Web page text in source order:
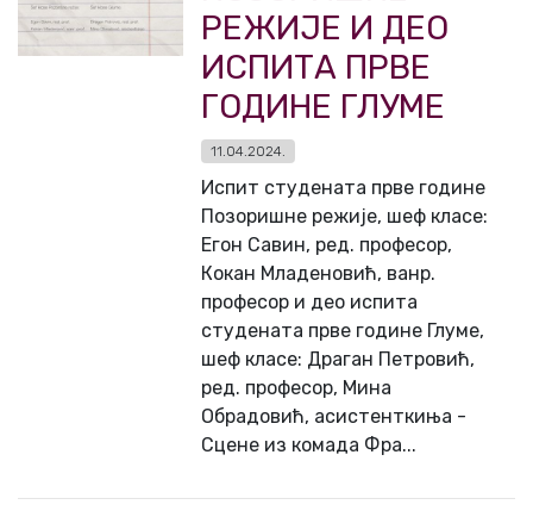
РЕЖИЈЕ И ДЕО
ИСПИТА ПРВЕ
ГОДИНЕ ГЛУМЕ
11.04.2024.
Испит студената прве године
Позоришне режије, шеф класе:
Егон Савин, ред. професор,
Кокан Младеновић, ванр.
професор и део испита
студената прве године Глуме,
шеф класе: Драган Петровић,
ред. професор, Мина
Обрадовић, асистенткиња -
Сцене из комада Фра...